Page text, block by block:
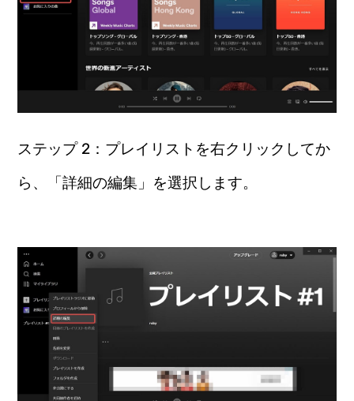
ステップ 2：プレイリストを右クリックしてか
ら、「詳細の編集」を選択します。